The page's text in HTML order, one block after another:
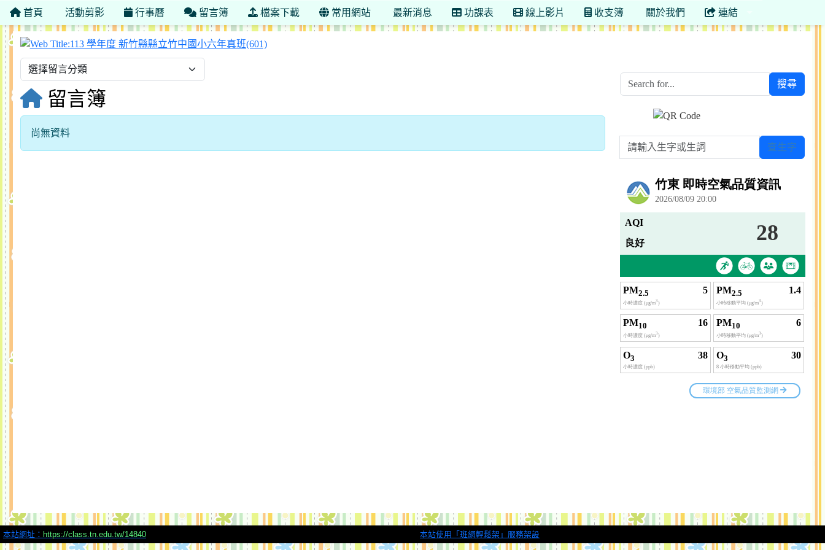
首頁 活動剪影 行事曆 留言簿 檔案下載 常用網站 最新消息 功課表 線上影片 收支簿 關於我們 連結
113 學年度 新竹縣縣立竹中國小六年真班(601)
留言簿
尚無資料
搜尋
請輸入生字或生詞 查生字
本站網址： https://class.tn.edu.tw/14840 本站使用「班網輕鬆架」服務架設